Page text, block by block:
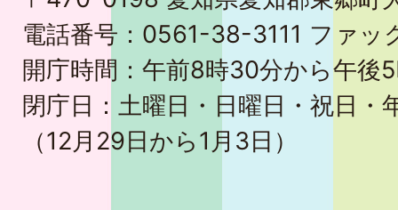
電話番号：0561-38-3111 ファ
開庁時間：午前8時30分から午後
閉庁日：土曜日・日曜日・祝日・
（12月29日から1月3日）